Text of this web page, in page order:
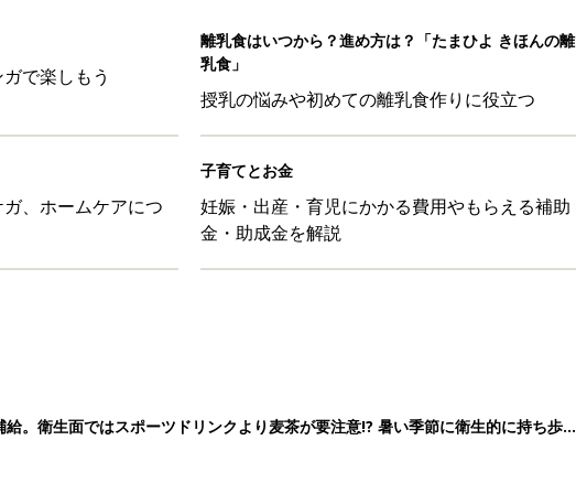
で楽しもう
離乳食はいつから？進め方は？「たまひよ きほんの離
乳食」
授乳の悩みや初めての離乳食作りに役立つ
、ホームケアにつ
子育てとお金
妊娠・出産・育児にかかる費用やもらえる補助
金・助成金を解説
給。衛生面ではスポーツドリンクより麦茶が要注意!? 暑い季節に衛生的に持ち歩
？【専門家監修】